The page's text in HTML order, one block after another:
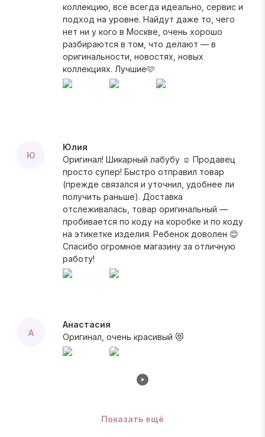
коллекцию, всё всегда идеально, сервис и
подход на уровне. Найдут даже то, чего
нет ни у кого в Москве, очень хорошо
разбираются в том, что делают — в
оригинальности, новостях, новых
коллекциях. Лучшие🩷
Ю
Юлия
Оригинал! Шикарный лабубу ☺️ Продавец
просто супер! Быстро отправил товар
(прежде связался и уточнил, удобнее ли
получить раньше). Доставка
отслеживалась, товар оригинальный —
пробивается по коду на коробке и по коду
на этикетке изделия. Ребенок доволен 😊
Спасибо огромное магазину за отличную
работу!
А
Анастасия
Оригинал, очень красивый 😻
Показать ещё